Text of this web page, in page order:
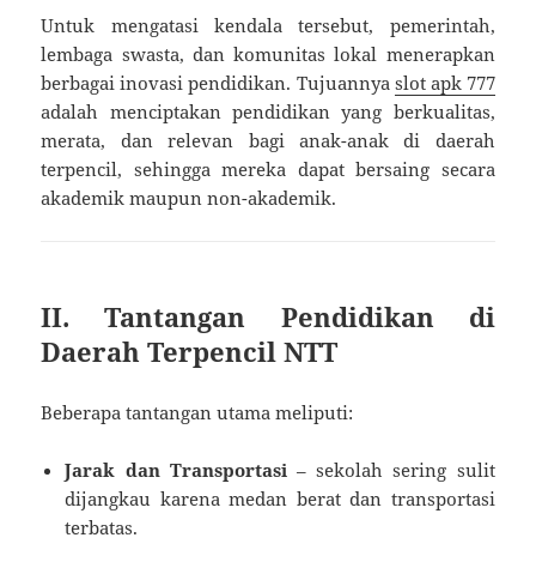
Untuk mengatasi kendala tersebut, pemerintah,
lembaga swasta, dan komunitas lokal menerapkan
berbagai inovasi pendidikan. Tujuannya slot apk 777
adalah menciptakan pendidikan yang berkualitas,
merata, dan relevan bagi anak-anak di daerah
terpencil, sehingga mereka dapat bersaing secara
akademik maupun non-akademik.
II. Tantangan Pendidikan di
Daerah Terpencil NTT
Beberapa tantangan utama meliputi:
Jarak dan Transportasi– sekolah sering sulit
dijangkau karena medan berat dan transportasi
terbatas.